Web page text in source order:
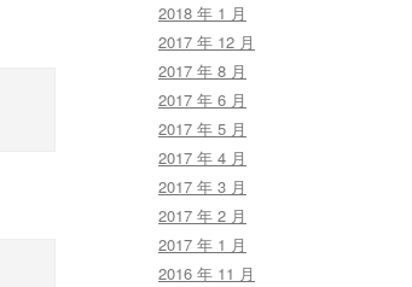
2018 年 1 月
2017 年 12 月
2017 年 8 月
2017 年 6 月
2017 年 5 月
2017 年 4 月
2017 年 3 月
2017 年 2 月
2017 年 1 月
2016 年 11 月